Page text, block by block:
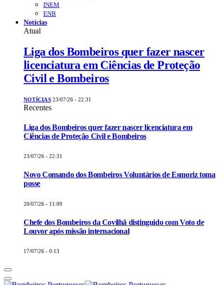
INEM
ENB
Notícias
Atual
Liga dos Bombeiros quer fazer nascer
licenciatura em Ciências de Proteção
Civil e Bombeiros
NOTÍCIAS 23/07/26 - 22:31
Recentes
Liga dos Bombeiros quer fazer nascer licenciatura em
Ciências de Proteção Civil e Bombeiros
23/07/26 - 22:31
Novo Comando dos Bombeiros Voluntários de Esmoriz toma
posse
20/07/26 - 11:09
Chefe dos Bombeiros da Covilhã distinguido com Voto de
Louvor após missão internacional
17/07/26 - 0:13